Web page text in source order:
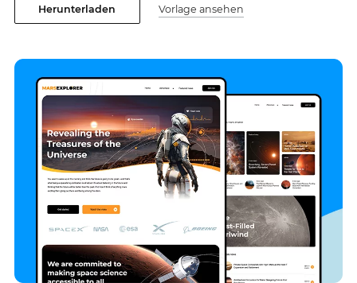
Herunterladen Vorlage ansehen